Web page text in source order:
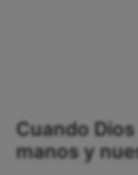
Cuando
manos y